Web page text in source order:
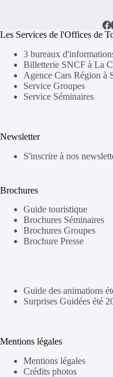
Les Services de l'Offices de
3 bureaux
Billetterie SNCF à La
Agence Cars Région à
Service Groupes
Service Séminaires
Newsletter
S'inscrire à nos
Brochures
Guide touristique
Brochures Séminaires
Brochures Groupes
Brochure Presse
Guide des animations
Surprises Guidées été
Mentions légales
Mentions légales
Crédits photos